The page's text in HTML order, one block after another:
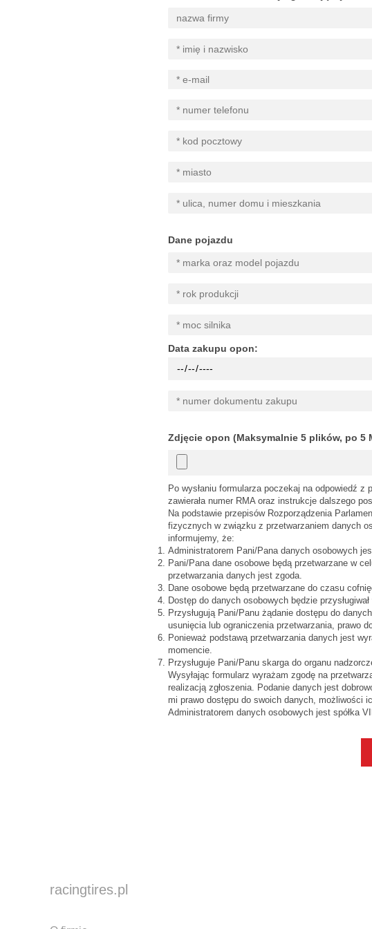
Dane pojazdu
Data zakupu opon:
Zdjęcie opon (Maksymalnie 5 plików, po 5
Po wysłaniu formularza poczekaj na odpowiedź z
zawierała numer RMA oraz instrukcje dalszego
Na podstawie przepisów Rozporządzenia
fizycznych w związku z przetwarzaniem danych
informujemy, że:
Administratorem Pani/Pana danych osobowych
Pani/Pana dane osobowe będą przetwarzane w
przetwarzania danych jest zgoda.
Dane osobowe będą przetwarzane do czasu
Dostęp do danych osobowych będzie
Przysługują Pani/Panu żądanie dostępu do
usunięcia lub ograniczenia przetwarzania, prawo
Ponieważ podstawą przetwarzania danych jest
momencie.
Przysługuje Pani/Panu skarga do organu
Wysyłając formularz wyrażam zgodę na
realizacją zgłoszenia. Podanie danych jest
mi prawo dostępu do swoich danych, możliwości
Administratorem danych osobowych jest spółka
racingtires.pl